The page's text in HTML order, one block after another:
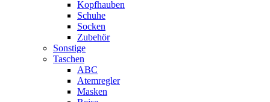
Kopfhauben
Schuhe
Socken
Zubehör
Sonstige
Taschen
ABC
Atemregler
Masken